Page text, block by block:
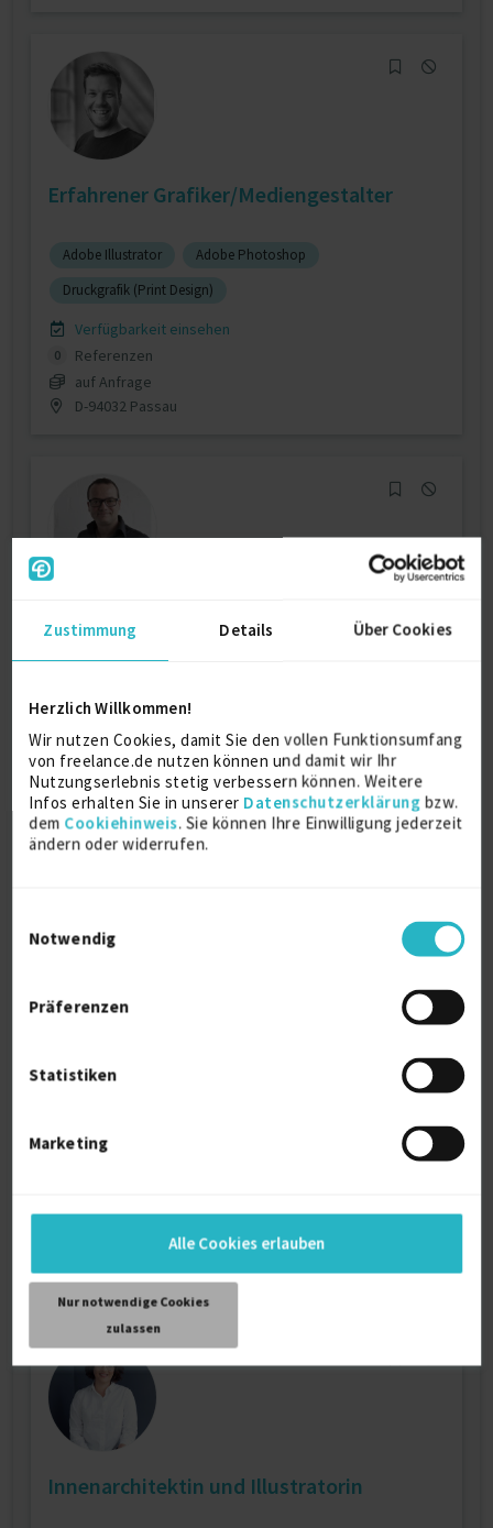
Zustimmung Details Über Cookies
Herzlich Willkommen!
Wir nutzen Cookies, damit Sie den vollen Funktionsumfang
von freelance.de nutzen können und damit wir Ihr
Nutzungserlebnis stetig verbessern können. Weitere
Infos erhalten Sie in unserer Datenschutzerklärung bzw.
dem Cookiehinweis. Sie können Ihre Einwilligung jederzeit
ändern oder widerrufen.
Notwendig
Präferenzen
Statistiken
Marketing
Alle Cookies erlauben
Nur notwendige Cookies
zulassen
Erfahrener Grafiker/Mediengestalter
Adobe Illustrator
Adobe Photoshop
Druckgrafik (Print Design)
Verfügbarkeit einsehen
0
Referenzen
auf Anfrage
D-94032 Passau
Visualisierung & Animation
Corporate Design
Verfügbarkeit einsehen
0
Referenzen
auf Anfrage
D-81379 München
Commerce
Kameramann / Kamerafrau
D-40545 Düsseldorf
Innenarchitektin und Illustratorin